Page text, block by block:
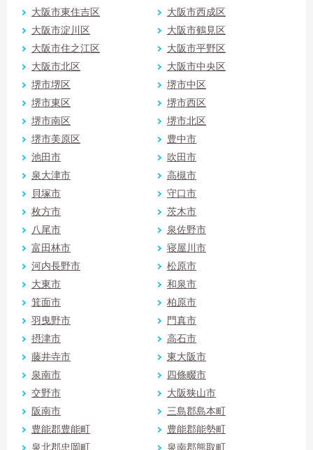
大阪市東住吉区
大阪市西成区
大阪市淀川区
大阪市鶴見区
大阪市住之江区
大阪市平野区
大阪市北区
大阪市中央区
堺市堺区
堺市中区
堺市東区
堺市西区
堺市南区
堺市北区
堺市美原区
豊中市
池田市
吹田市
泉大津市
高槻市
貝塚市
守口市
枚方市
茨木市
八尾市
泉佐野市
富田林市
寝屋川市
河内長野市
松原市
大東市
和泉市
箕面市
柏原市
羽曳野市
門真市
摂津市
高石市
藤井寺市
東大阪市
泉南市
四條畷市
交野市
大阪狭山市
阪南市
三島郡島本町
豊能郡豊能町
豊能郡能勢町
泉北郡忠岡町
泉南郡熊取町